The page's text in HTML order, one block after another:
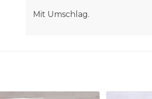
Mit Umschlag.